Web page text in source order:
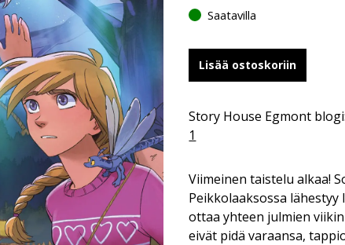
Saatavilla
Lisää ostoskoriin
Story House Egmont blogi:
1
Viimeinen taistelu alkaa!
Peikkolaaksossa
ottaa yhteen julmien
eivät pidä varaansa,